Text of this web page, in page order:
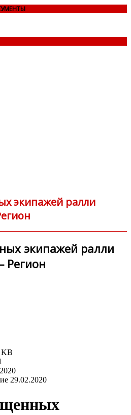
экипажей ралли
экипажей ралли
Регион
KB
29.02.2020